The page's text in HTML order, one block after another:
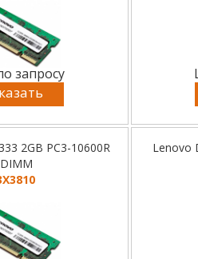
запросу
2GB PC3-10600R
Lenovo